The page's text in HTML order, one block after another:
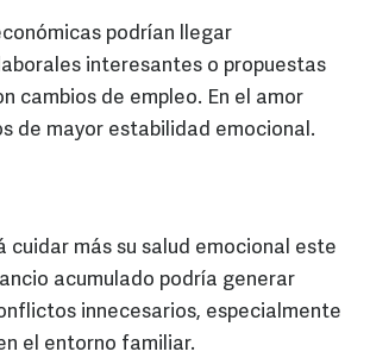
podrían llegar
interesantes o propuestas
cambios de empleo. En el amor
de mayor estabilidad emocional.
cuidar más su salud emocional este
acumulado podría generar
innecesarios, especialmente
el entorno familiar.